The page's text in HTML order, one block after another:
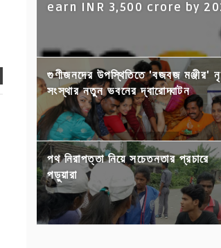
earn INR 3,500 crore by
গুণীজনদের উপস্থিতিতে 'বজবজ মঞ্জীর'
সংস্থার নতুন ভবনের দ্বারোদ্ঘাটন
পথ নিরাপত্তা নিয়ে সচেতনতার প্রচারে
পড়ুয়ারা